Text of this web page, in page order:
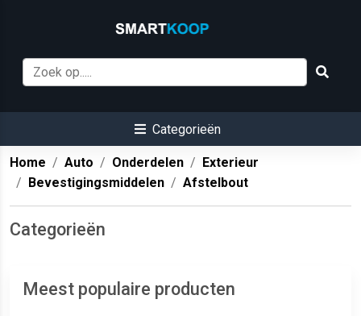
Categorieën
Home Auto Onderdelen
Exterieur
Bevestigingsmiddelen
Afstelbout
Categorieën
Meest populaire producten